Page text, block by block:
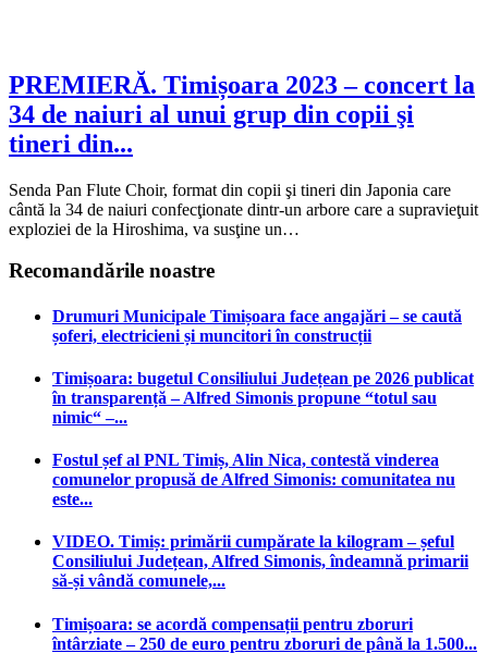
PREMIERĂ. Timișoara 2023 – concert la
34 de naiuri al unui grup din copii şi
tineri din...
Senda Pan Flute Choir, format din copii şi tineri din Japonia care
cântă la 34 de naiuri confecţionate dintr-un arbore care a supravieţuit
exploziei de la Hiroshima, va susţine un…
Recomandările noastre
Drumuri Municipale Timișoara face angajări – se caută
șoferi, electricieni și muncitori în construcții
Timișoara: bugetul Consiliului Județean pe 2026 publicat
în transparență – Alfred Simonis propune “totul sau
nimic“ –...
Fostul șef al PNL Timiș, Alin Nica, contestă vinderea
comunelor propusă de Alfred Simonis: comunitatea nu
este...
VIDEO. Timiș: primării cumpărate la kilogram – șeful
Consiliului Județean, Alfred Simonis, îndeamnă primarii
să-și vândă comunele,...
Timișoara: se acordă compensații pentru zboruri
întârziate – 250 de euro pentru zboruri de până la 1.500...